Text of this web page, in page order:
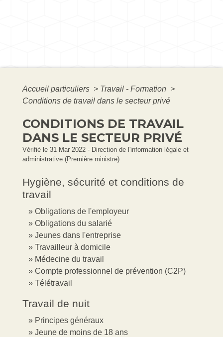
Accueil particuliers > Travail - Formation >
Conditions de travail dans le secteur privé
CONDITIONS DE TRAVAIL
DANS LE SECTEUR PRIVÉ
Vérifié le 31 Mar 2022 - Direction de l'information légale et
administrative (Première ministre)
Hygiène, sécurité et conditions de
travail
Obligations de l'employeur
Obligations du salarié
Jeunes dans l'entreprise
Travailleur à domicile
Médecine du travail
Compte professionnel de prévention (C2P)
Télétravail
Travail de nuit
Principes généraux
Jeune de moins de 18 ans